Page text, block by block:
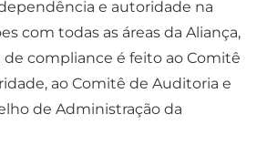
e autoridade na
com todas as áreas da Aliança,
de compliance é feito ao Comitê
ao Comitê de Auditoria e
de Administração da